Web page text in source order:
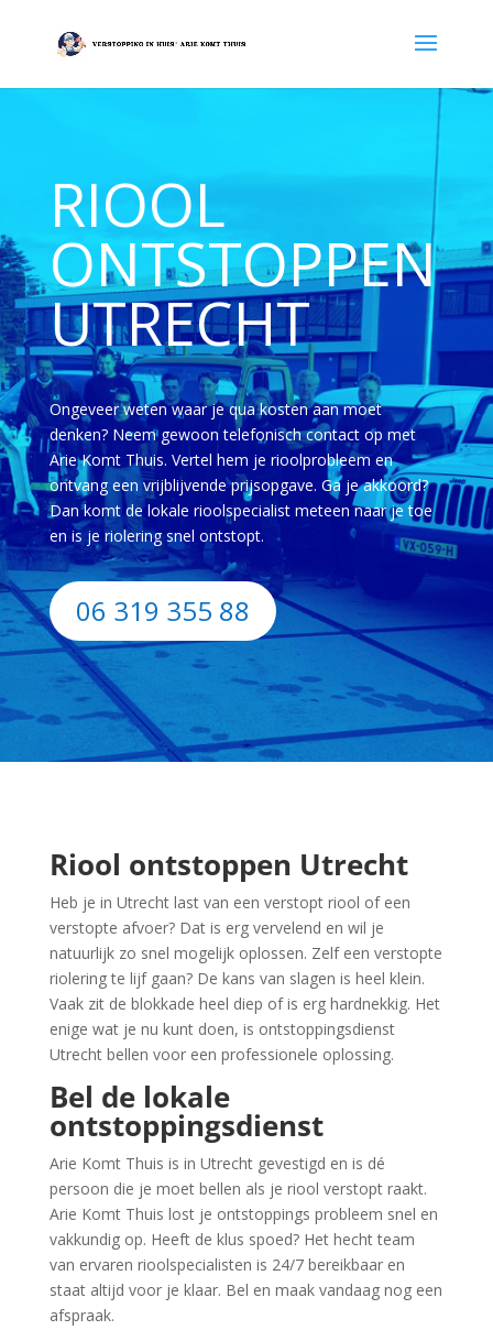
RIOOL
ONTSTOPPEN
UTRECHT
Ongeveer weten waar je qua kosten aan moet
denken? Neem gewoon telefonisch contact op met
Arie Komt Thuis. Vertel hem je rioolprobleem en
ontvang een vrijblijvende prijsopgave. Ga je akkoord?
Dan komt de lokale rioolspecialist meteen naar je toe
en is je riolering snel ontstopt.
06 319 355 88
Riool ontstoppen Utrecht
Heb je in Utrecht last van een verstopt riool of een
verstopte afvoer? Dat is erg vervelend en wil je
natuurlijk zo snel mogelijk oplossen. Zelf een verstopte
riolering te lijf gaan? De kans van slagen is heel klein.
Vaak zit de blokkade heel diep of is erg hardnekkig. Het
enige wat je nu kunt doen, is ontstoppingsdienst
Utrecht bellen voor een professionele oplossing.
Bel de lokale
ontstoppingsdienst
Arie Komt Thuis is in Utrecht gevestigd en is dé
persoon die je moet bellen als je riool verstopt raakt.
Arie Komt Thuis lost je ontstoppings probleem snel en
vakkundig op. Heeft de klus spoed? Het hecht team
van ervaren rioolspecialisten is 24/7 bereikbaar en
staat altijd voor je klaar. Bel en maak vandaag nog een
afspraak.